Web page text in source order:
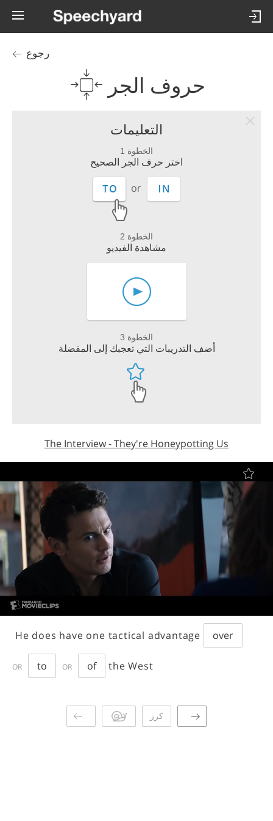
رجوع
حروف الجر
التعليمات
الخطوة 1
اختر حرف الجر الصحيح
الخطوة 2
مشاهدة الفيديو
الخطوة 3
أضف التدريبات التي تعجبك إلى المفضلة
The Interview - They're Honeypotting Us
He does have one tactical advantage over
OR to OR of the West
كرر